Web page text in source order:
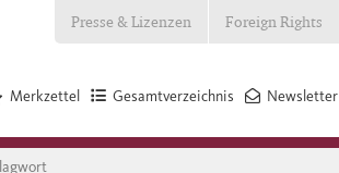
Presse & Lizenzen Foreign Rights
Newsletter
Gesamtverzeichnis
Merkzettel